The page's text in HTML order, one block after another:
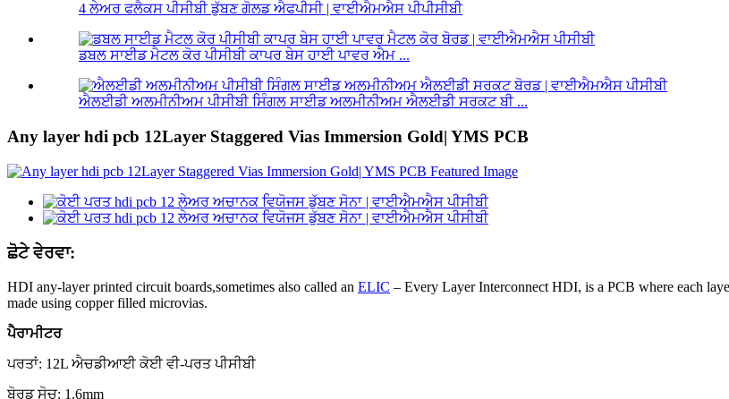
4 ਲੇਅਰ ਫਲੈਕਸ ਪੀਸੀਬੀ ਡੁੱਬਣ ਗੋਲਡ ਐਫਪੀਸੀ | ਵਾਈਐਮਐਸ ਪੀਪੀਸੀਬੀ
ਡਬਲ ਸਾਈਡ ਮੈਟਲ ਕੋਰ ਪੀਸੀਬੀ ਕਾਪਰ ਬੇਸ ਹਾਈ ਪਾਵਰ ਐਮ ...
ਐਲਈਡੀ ਅਲਮੀਨੀਅਮ ਪੀਸੀਬੀ ਸਿੰਗਲ ਸਾਈਡ ਅਲਮੀਨੀਅਮ ਐਲਈਡੀ ਸਰਕਟ ਬੀ ...
Any layer hdi pcb 12Layer Staggered Vias Immersion Gold| YMS PCB
ਛੋਟੇ ਵੇਰਵਾ:
HDI any-layer printed circuit boards,sometimes also called an ELIC – Every Layer Interconnect HDI, is a PCB where each
made using copper filled microvias.
ਪੈਰਾਮੀਟਰ
ਪਰਤਾਂ: 12L ਐਚਡੀਆਈ ਕੋਈ ਵੀ-ਪਰਤ ਪੀਸੀਬੀ
ਬੋਰਡ ਸੋਚ: 1.6mm